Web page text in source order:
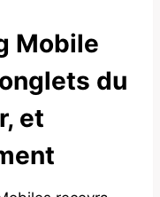
Mobile
du
et